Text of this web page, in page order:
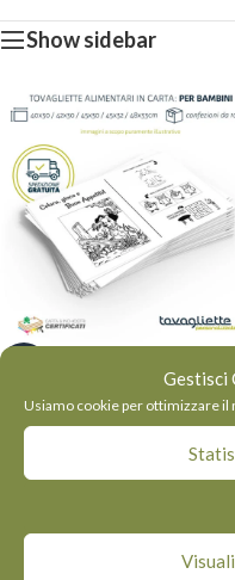
Gestisci
Usiamo cookie per ottimizzare il
Show sidebar
HOT
Tovagliette GIOCO
Bambini
€161,00-€922,00